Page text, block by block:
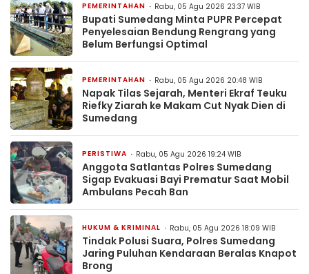
PEMERINTAHAN Rabu, 05 Agu 2026 23:37 WIB
Bupati Sumedang Minta PUPR Percepat
Penyelesaian Bendung Rengrang yang
Belum Berfungsi Optimal
PEMERINTAHAN Rabu, 05 Agu 2026 20:48 WIB
Napak Tilas Sejarah, Menteri Ekraf Teuku
Riefky Ziarah ke Makam Cut Nyak Dien di
Sumedang
PERISTIWA Rabu, 05 Agu 2026 19:24 WIB
Anggota Satlantas Polres Sumedang
Sigap Evakuasi Bayi Prematur Saat Mobil
Ambulans Pecah Ban
HUKUM & KRIMINAL Rabu, 05 Agu 2026 18:09 WIB
Tindak Polusi Suara, Polres Sumedang
Jaring Puluhan Kendaraan Beralas Knapot
Brong